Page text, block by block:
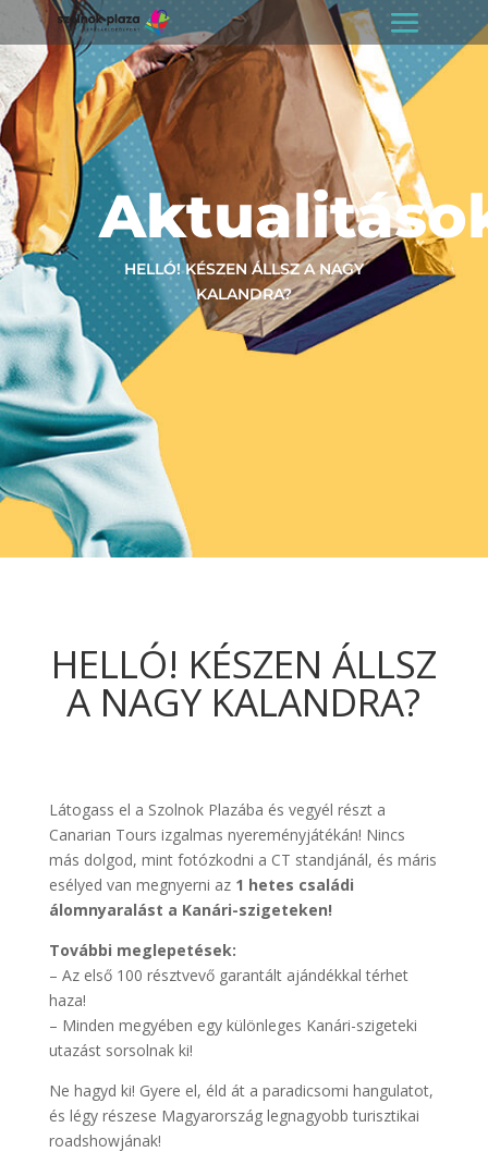
HELLÓ! KÉSZEN ÁLLSZ A NAGY
KALANDRA?
HELLÓ! KÉSZEN ÁLLSZ
A NAGY KALANDRA?
Látogass el a Szolnok Plazába és vegyél részt a
Canarian Tours izgalmas nyereményjátékán! Nincs
más dolgod, mint fotózkodni a CT standjánál, és máris
esélyed van megnyerni az 1 hetes családi
álomnyaralást a Kanári-szigeteken!
További meglepetések:
– Az első 100 résztvevő garantált ajándékkal térhet
haza!
– Minden megyében egy különleges Kanári-szigeteki
utazást sorsolnak ki!
Ne hagyd ki! Gyere el, éld át a paradicsomi hangulatot,
és légy részese Magyarország legnagyobb turisztikai
roadshowjának!